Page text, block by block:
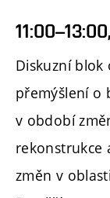
Diskuzní
přemýšlení o
v období
rekonstrukce
změn v